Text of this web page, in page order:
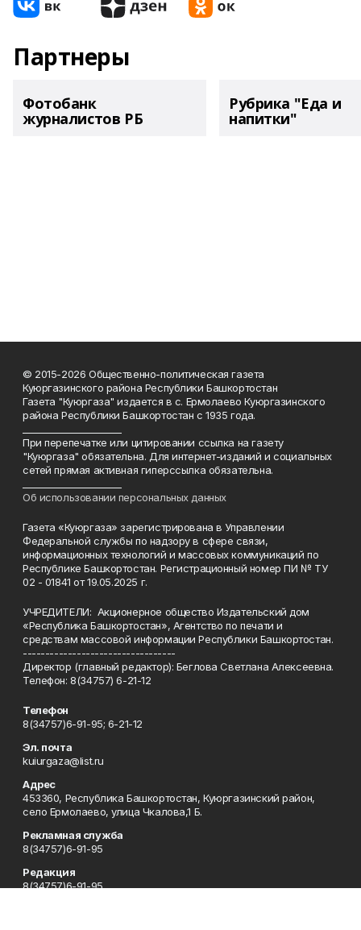
Партнеры
Фотобанк
журналистов РБ
Рубрика "Еда и
напитки"
© 2015-2026 Общественно-политическая газета
Куюргазинского района Республики Башкортостан
Газета "Куюргаза" издается в с. Ермолаево Куюргазинского
района Республики Башкортостан с 1935 года.
При перепечатке или цитировании ссылка на газету
"Куюргаза" обязательна. Для интернет-изданий и социальных
сетей прямая активная гиперссылка обязательна.
Об использовании персональных данных
Газета «Куюргаза» зарегистрирована в Управлении
Федеральной службы по надзору в сфере связи,
информационных технологий и массовых коммуникаций по
Республике Башкортостан. Регистрационный номер ПИ № ТУ
02 - 01841 от 19.05.2025 г.
УЧРЕДИТЕЛИ: Акционерное общество Издательский дом
«Республика Башкортостан», Агентство по печати и
средствам массовой информации Республики Башкортостан.
----------------------------------
Директор (главный редактор): Беглова Светлана Алексеевна.
Телефон: 8(34757) 6-21-12
Телефон
8(34757)6-91-95; 6-21-12
Эл. почта
kuiurgaza@list.ru
Адрес
453360, Республика Башкортостан, Куюргазинский район,
село Ермолаево, улица Чкалова,1 Б.
Рекламная служба
8(34757)6-91-95
Редакция
8(34757)6-91-95